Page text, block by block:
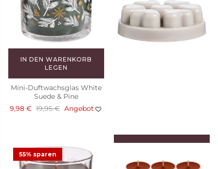
IN DEN WARENKORB
LEGEN
Mini-Duftwachsglas White
Suede & Pine
9,98 € 19,95 € Angebot
55% sparen